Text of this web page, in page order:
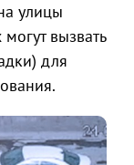
улицы
вызвать
для